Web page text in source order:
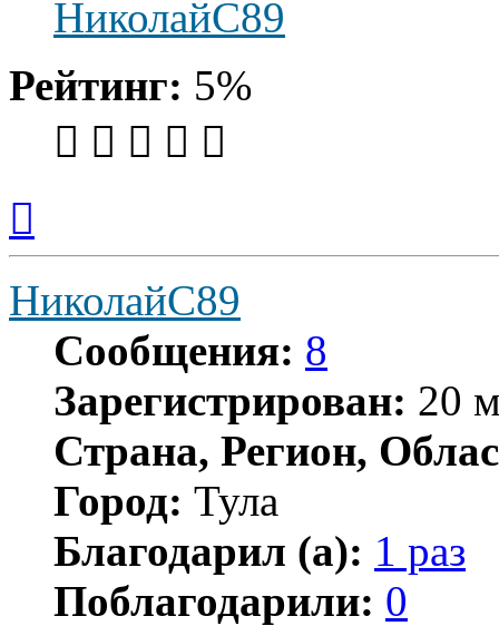
НиколайС89
Рейтинг: 5%
началу
НиколайС89
Сообщения: 8
Зарегистрирован: 20
Страна, Регион,
Город: Тула
Благодарил (а): 1 раз
Поблагодарили: 0